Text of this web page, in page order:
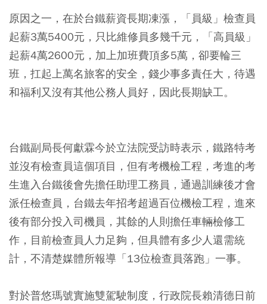
原因之一，在於台鐵薪資長期凍漲，「員級」檢查員
起薪3萬5400元，只比維修員多幾千元，「高員級」
起薪4萬2600元，加上加班費頂多5萬，卻要輪三
班，扛起上萬名旅客的安全，錢少事多責任大，待遇
和福利又沒有其他公務人員好，因此長期缺工。
台鐵副局長何獻霖今於立法院受訪時表示，鐵路特考
並沒有檢查員這個項目，但有考機檢工程，考進的考
生進入台鐵後會先擔任助理工務員，通過訓練後才會
派任檢查員，台鐵去年招考超過百位機檢工程，進來
後有部分投入司機員，其餘的人則擔任車輛檢修工
作，目前檢查員人力足夠，但具體有多少人還需統
計，不清楚媒體所報導「13位檢查員落跑」一事。
對於普悠瑪號實施雙駕駛制度，行政院長賴清德日前